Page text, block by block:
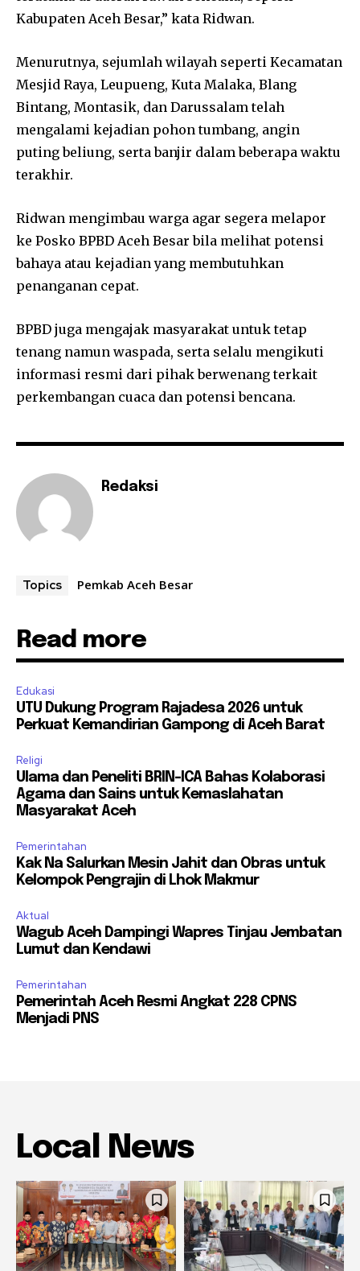
Kabupaten Aceh Besar,” kata Ridwan.
Menurutnya, sejumlah wilayah seperti Kecamatan
Mesjid Raya, Leupueng, Kuta Malaka, Blang
Bintang, Montasik, dan Darussalam telah
mengalami kejadian pohon tumbang, angin
puting beliung, serta banjir dalam beberapa waktu
terakhir.
Ridwan mengimbau warga agar segera melapor
ke Posko BPBD Aceh Besar bila melihat potensi
bahaya atau kejadian yang membutuhkan
penanganan cepat.
BPBD juga mengajak masyarakat untuk tetap
tenang namun waspada, serta selalu mengikuti
informasi resmi dari pihak berwenang terkait
perkembangan cuaca dan potensi bencana.
Redaksi
Topics Pemkab Aceh Besar
Read more
Edukasi
UTU Dukung Program Rajadesa 2026 untuk
Perkuat Kemandirian Gampong di Aceh Barat
Religi
Ulama dan Peneliti BRIN-ICA Bahas Kolaborasi
Agama dan Sains untuk Kemaslahatan
Masyarakat Aceh
Pemerintahan
Kak Na Salurkan Mesin Jahit dan Obras untuk
Kelompok Pengrajin di Lhok Makmur
Aktual
Wagub Aceh Dampingi Wapres Tinjau Jembatan
Lumut dan Kendawi
Pemerintahan
Pemerintah Aceh Resmi Angkat 228 CPNS
Menjadi PNS
Local News